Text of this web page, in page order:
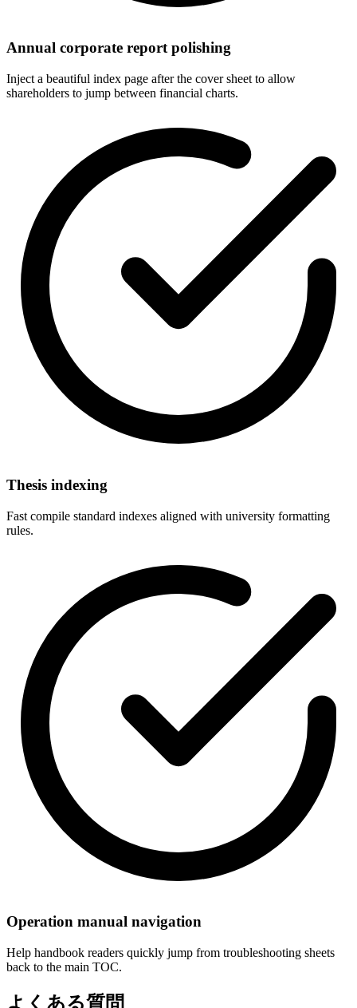
Annual corporate report polishing
Inject a beautiful index page after the cover sheet to allow
shareholders to jump between financial charts.
Thesis indexing
Fast compile standard indexes aligned with university formatting
rules.
Operation manual navigation
Help handbook readers quickly jump from troubleshooting sheets
back to the main TOC.
よくある質問